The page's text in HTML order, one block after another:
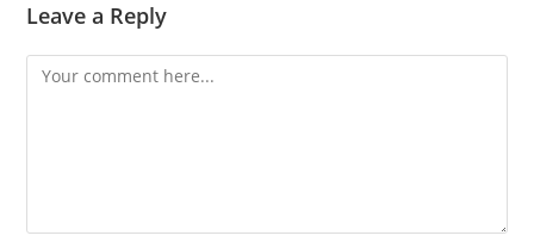
Leave a Reply
Comment